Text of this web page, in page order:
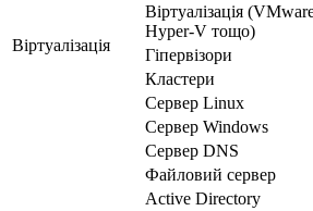
Віртуалізація
Віртуалізація
Hyper-V тощо)
Гіпервізори
Кластери
Сервер Linux
Сервер Windows
Сервер DNS
Файловий сервер
Active Directory